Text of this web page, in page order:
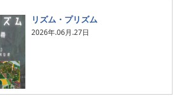
リズム・プリズム
2026年.06月.27日